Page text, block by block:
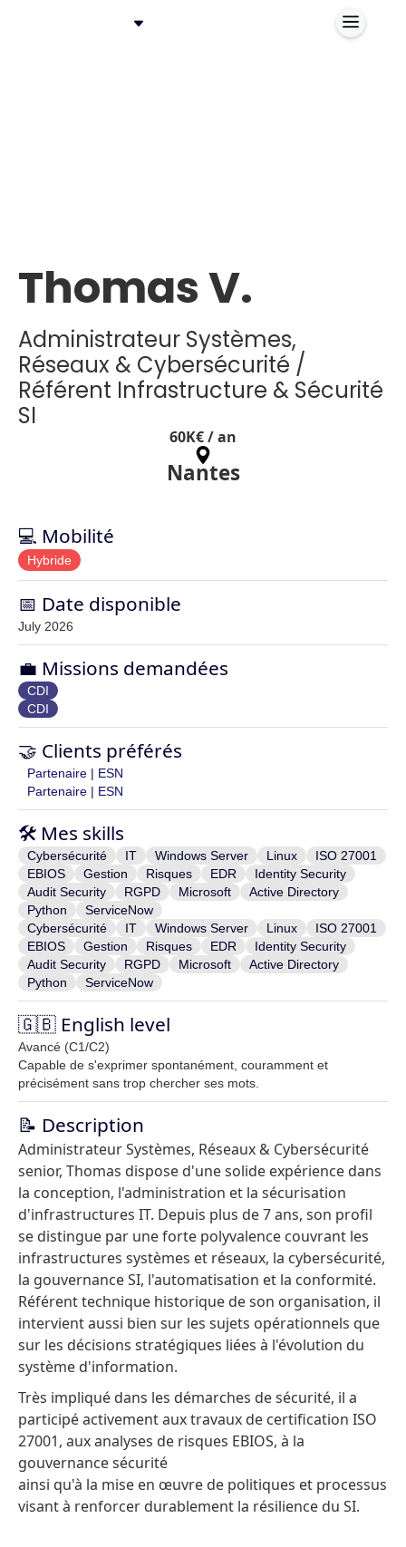
Thomas V.
Administrateur Systèmes,
Réseaux & Cybersécurité /
Référent Infrastructure & Sécurité
SI
60K€ / an
Nantes
💻 Mobilité
Hybride
📅 Date disponible
July 2026
💼 Missions demandées
CDI
CDI
🤝 Clients préférés
Partenaire | ESN
Partenaire | ESN
🛠️ Mes skills
Cybersécurité IT Windows Server Linux
ISO 27001
EBIOS
Gestion Risques EDR
Identity Security
Audit Security
RGPD Microsoft
Active Directory
Python
ServiceNow
Cybersécurité
IT Windows Server Linux
ISO 27001
EBIOS
Gestion Risques EDR
Identity Security
Audit Security
RGPD Microsoft
Active Directory
Python
ServiceNow
🇬🇧 English level
Avancé (C1/C2)
Capable de s'exprimer spontanément, couramment et
précisément sans trop chercher ses mots.
📝 Description
Administrateur Systèmes, Réseaux & Cybersécurité
senior, Thomas dispose d'une solide expérience dans
la conception, l'administration et la sécurisation
d'infrastructures IT. Depuis plus de 7 ans, son profil
se distingue par une forte polyvalence couvrant les
infrastructures systèmes et réseaux, la cybersécurité,
la gouvernance SI, l'automatisation et la conformité.
Référent technique historique de son organisation, il
intervient aussi bien sur les sujets opérationnels que
sur les décisions stratégiques liées à l'évolution du
système d'information.
Très impliqué dans les démarches de sécurité, il a
participé activement aux travaux de certification ISO
27001, aux analyses de risques EBIOS, à la
gouvernance sécurité
ainsi qu'à la mise en œuvre de politiques et processus
visant à renforcer durablement la résilience du SI.